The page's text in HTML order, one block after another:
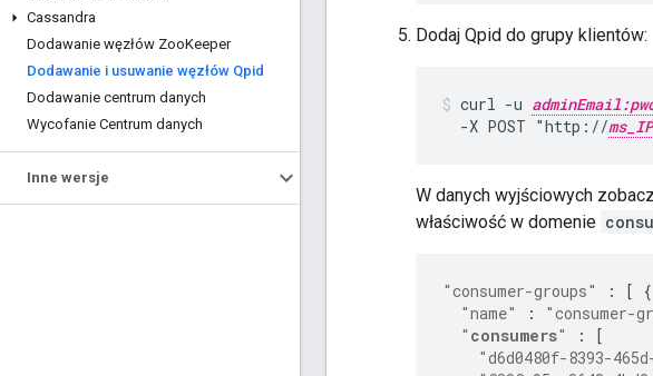
Cassandra
Dodawanie węzłów ZooKeeper
Dodawanie i usuwanie węzłów Qpid
Dodawanie centrum danych
Wycofanie Centrum danych
Inne wersje
Dodaj Qpid do grupy klientów:
curl -u
  -X POST "http://
ms_IP
W danych wyjściowych
właściwość w domenie
"consumer-groups" : [ {
"name"
: "consumer-
" consumers" :
[
"d6d0480f-8393-